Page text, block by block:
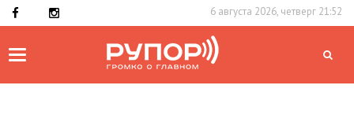
6 августа 2026, четверг 21:52
Toggle